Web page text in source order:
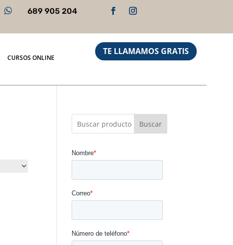
 689 905 204
CURSOS ONLINE
TE LLAMAMOS GRATIS
Buscar